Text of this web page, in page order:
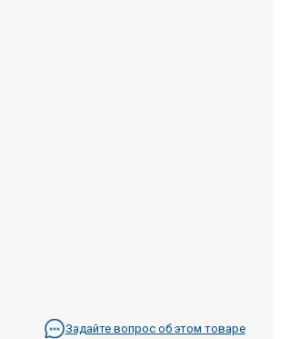
Задайте вопрос об этом товаре